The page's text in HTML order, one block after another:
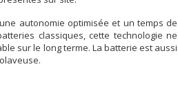
autonomie optimisée et un temps de
classiques, cette technologie ne
sur le long terme. La batterie est aussi